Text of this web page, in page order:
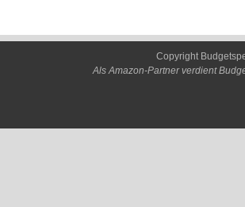
Copyright
Als Amazon-Partner verdient